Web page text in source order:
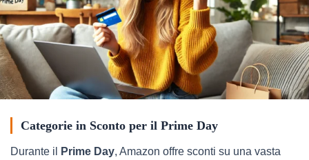
Categorie in Sconto per il Prime Day
Durante il Prime Day, Amazon offre sconti su una vasta